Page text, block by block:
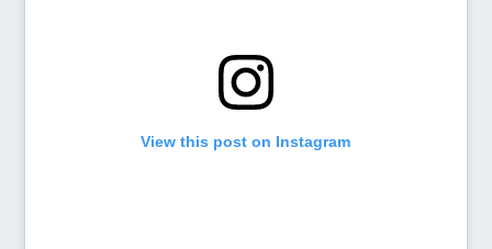
View this post on Instagram